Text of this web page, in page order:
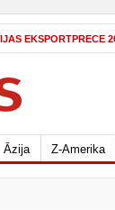
EKSPORTPRECE
Āzija Z-Amerika